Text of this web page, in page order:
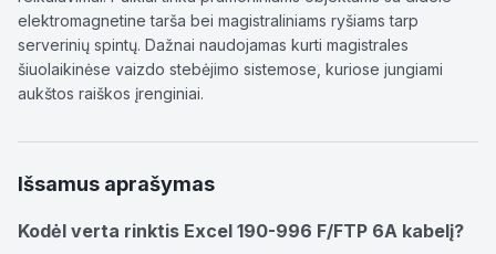
elektromagnetine tarša bei magistraliniams ryšiams tarp
serverinių spintų. Dažnai naudojamas kurti magistrales
šiuolaikinėse vaizdo stebėjimo sistemose, kuriose jungiami
aukštos raiškos įrenginiai.
Išsamus aprašymas
Kodėl verta rinktis Excel 190-996 F/FTP 6A kabelį?